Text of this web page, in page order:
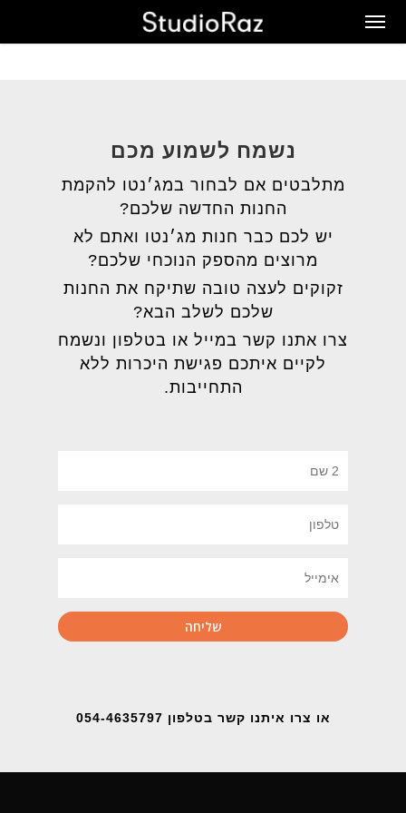
Skip
נשמח לשמוע מכם
מתלבטים אם לבחור במג׳נטו להקמת
החנות החדשה שלכם?
יש לכם כבר חנות מג׳נטו ואתם לא
מרוצים מהספק הנוכחי שלכם?
זקוקים לעצה טובה שתיקח את החנות
שלכם לשלב הבא?
צרו אתנו קשר במייל או בטלפון ונשמח
לקיים איתכם פגישת היכרות ללא
התחייבות.
או צרו איתנו קשר בטלפון 054-4635797